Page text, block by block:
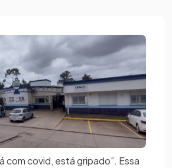
com covid, está gripado”. Essa